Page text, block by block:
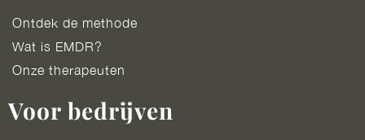
Ontdek de methode
Wat is EMDR?
Onze therapeuten
Voor bedrijven